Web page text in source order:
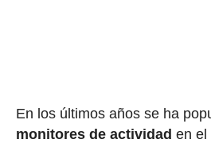
En los últimos años se ha
monitores de actividad en el